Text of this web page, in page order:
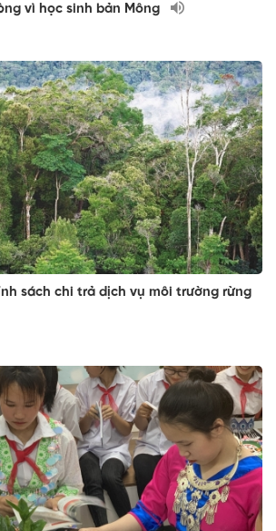
vì học sinh bản Mông
sách chi trả dịch vụ môi trường rừng